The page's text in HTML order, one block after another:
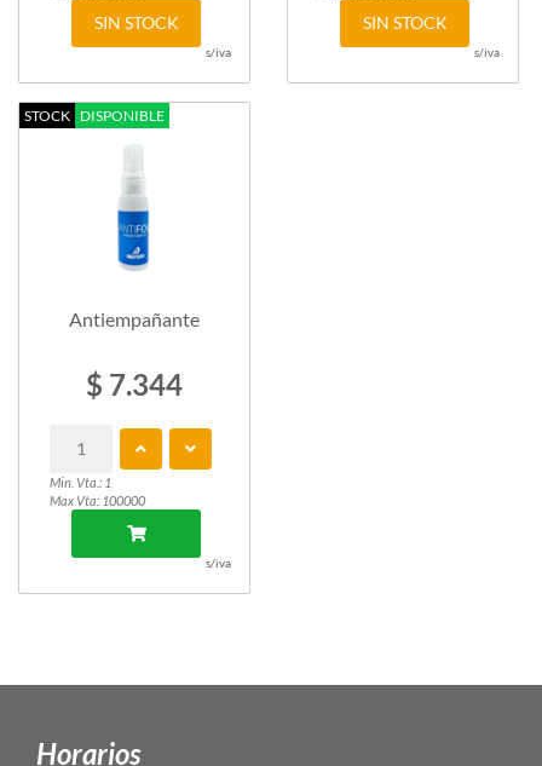
SIN STOCK
s/iva
SIN STOCK
s/iva
STOCK DISPONIBLE
Antiempañante
$ 7.344
Min. Vta.: 1
Max Vta: 100000
s/iva
Horarios